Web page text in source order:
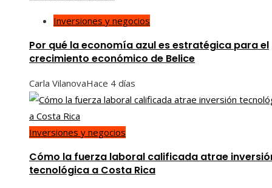
Inversiones y negocios
Por qué la economía azul es estratégica para el
crecimiento económico de Belice
Carla VilanovaHace 4 días
Inversiones y negocios
Cómo la fuerza laboral calificada atrae
tecnológica a Costa Rica